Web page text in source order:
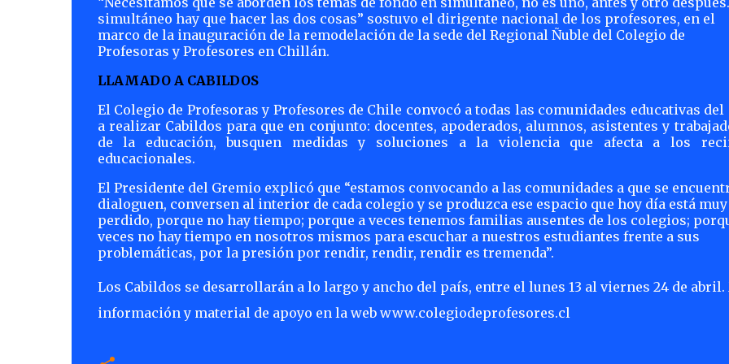
simultáneo hay que hacer las dos cosas” sostuvo el dirigente nacional de los profesores, en el
marco de la inauguración de la remodelación de la sede del Regional Ñuble del Colegio de
Profesoras y Profesores en Chillán.
LLAMADO A CABILDOS
El Colegio de Profesoras y Profesores de Chile convocó a todas las comunidades educativas del
a realizar Cabildos para que en conjunto: docentes, apoderados, alumnos, asistentes y
de la educación, busquen medidas y soluciones a la violencia que afecta a los
educacionales.
El Presidente del Gremio explicó que “estamos convocando a las comunidades a que se
dialoguen, conversen al interior de cada colegio y se produzca ese espacio que hoy día está muy
perdido, porque no hay tiempo; porque a veces tenemos familias ausentes de los colegios;
veces no hay tiempo en nosotros mismos para escuchar a nuestros estudiantes frente a sus
problemáticas, por la presión por rendir, rendir, rendir es tremenda”.
Los Cabildos se desarrollarán a lo largo y ancho del país, entre el lunes 13 al viernes 24 de abril.
información y material de apoyo en la web www.colegiodeprofesores.cl